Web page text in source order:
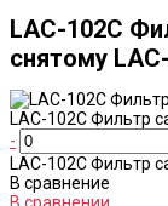
LAC-102C
снятому
LAC-102C Фильтр
-
LAC-102C Фильтр
В сравнение
В сравнении